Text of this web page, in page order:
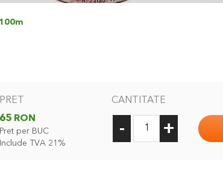
PRET
65 RON
Pret per BUC
Include TVA 21%
CANTITATE
- +